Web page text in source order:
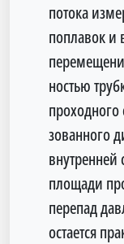
потока
поплавок и
ностью
зованного
внутренней
площади
перепад
остается